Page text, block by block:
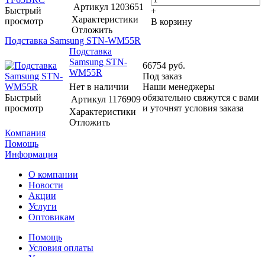
Быстрый
просмотр
Артикул 1203651
Характеристики
Отложить
+
В корзину
Подставка Samsung STN-WM55R
Быстрый
просмотр
Подставка
Samsung STN-
WM55R
Нет в наличии
Артикул 1176909
Характеристики
Отложить
66754 руб.
Под заказ
Наши менеджеры
обязательно свяжутся с вами
и уточнят условия заказа
Компания
Помощь
Информация
О компании
Новости
Акции
Услуги
Оптовикам
Помощь
Условия оплаты